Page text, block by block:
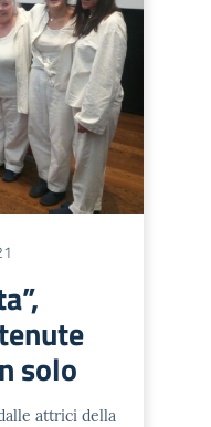
solo
attrici della